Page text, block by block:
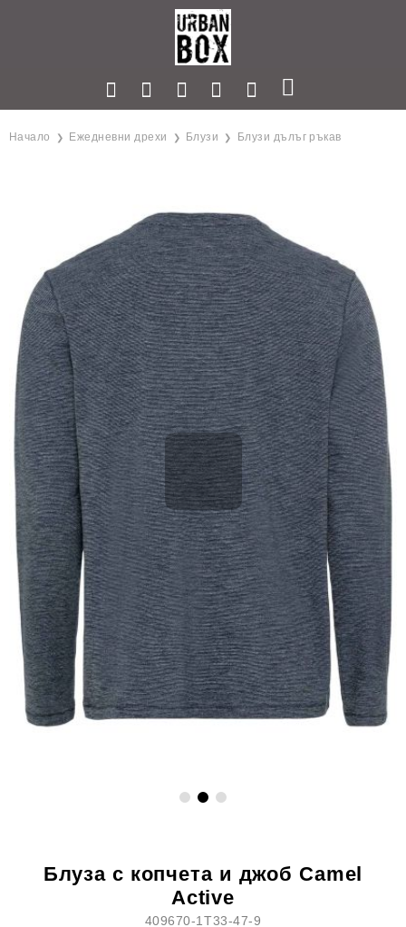
Начало Ежедневни дрехи Блузи Блузи дълъг ръкав
Блуза с копчета и джоб Camel
Active
409670-1T33-47-9